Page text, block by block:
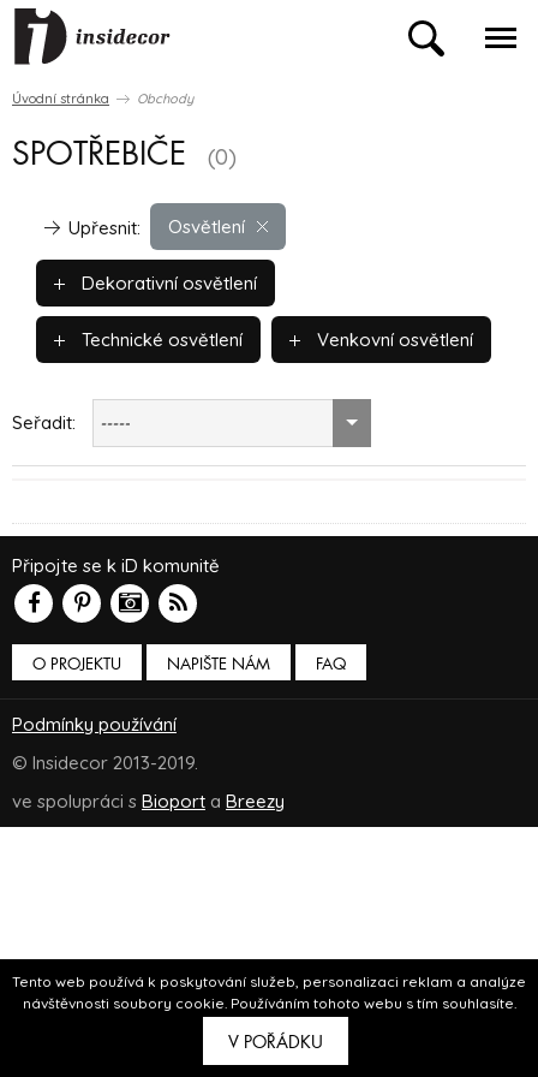
Tento web používá k poskytování služeb, personalizaci reklam a analýze
návštěvnosti soubory cookie. Používáním tohoto webu s tím souhlasíte.
V POŘÁDKU
Úvodní stránka Obchody
SPOTŘEBIČE (0)
Osvětlení
Upřesnit:
Dekorativní osvětlení
Technické osvětlení Venkovní osvětlení
Seřadit: -----
O PROJEKTU NAPIŠTE NÁM
Připojte se k iD komunitě
FAQ
Podmínky používání
© Insidecor 2013-2019.
ve spolupráci s Bioport a Breezy